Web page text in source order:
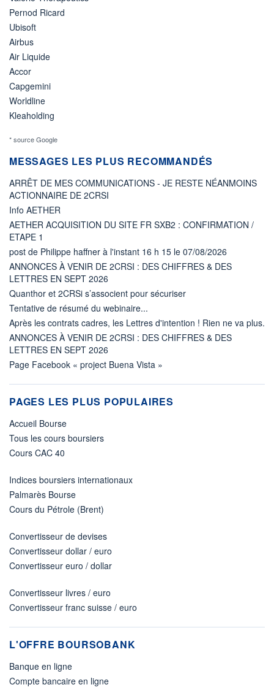
Pernod Ricard
Ubisoft
Airbus
Air Liquide
Accor
Capgemini
Worldline
Kleaholding
* source Google
MESSAGES LES PLUS RECOMMANDÉS
ARRÊT DE MES COMMUNICATIONS - JE RESTE NÉANMOINS
ACTIONNAIRE DE 2CRSI
Info AETHER
AETHER ACQUISITION DU SITE FR SXB2 : CONFIRMATION /
ETAPE 1
post de Philippe haffner à l'instant 16 h 15 le 07/08/2026
ANNONCES À VENIR DE 2CRSI : DES CHIFFRES & DES
LETTRES EN SEPT 2026
Quanthor et 2CRSi s’associent pour sécuriser
Tentative de résumé du webinaire...
Après les contrats cadres, les Lettres d'intention ! Rien ne va plus.
ANNONCES À VENIR DE 2CRSI : DES CHIFFRES & DES
LETTRES EN SEPT 2026
Page Facebook « project Buena Vista »
PAGES LES PLUS POPULAIRES
Accueil Bourse
Tous les cours boursiers
Cours CAC 40
Indices boursiers internationaux
Palmarès Bourse
Cours du Pétrole (Brent)
Convertisseur de devises
Convertisseur dollar / euro
Convertisseur euro / dollar
Convertisseur livres / euro
Convertisseur franc suisse / euro
L'OFFRE BOURSOBANK
Banque en ligne
Compte bancaire en ligne